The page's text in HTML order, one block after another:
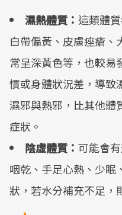
濕熱體質： 這類體
白帶偏黃、皮膚痤瘡、
常呈深黃色等，也較易
慣或身體狀況差，導致
濕邪與熱邪，比其他體
症狀。
陰虛體質： 可能會
咽乾、手足心熱、少眠
狀，若水分補充不足，